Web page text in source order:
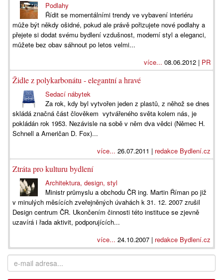
Podlahy
Řídit se momentálními trendy ve vybavení interiéru
může být někdy ošidné, pokud ale právě pořizujete nové podlahy a
přejete si dodat svému bydlení vzdušnost, moderní styl a eleganci,
můžete bez obav sáhnout po letos velmi...
více... 08.06.2012 | PR
Židle z polykarbonátu - elegantní a hravé
Sedací nábytek
Za rok, kdy byl vytvořen jeden z plastů, z něhož se dnes
skládá značná část člověkem vytvářeného světa kolem nás, je
pokládán rok 1953. Nezávisle na sobě v něm dva vědci (Němec H.
Schnell a Američan D. Fox)...
více... 26.07.2011 | redakce Bydlení.cz
Ztráta pro kulturu bydlení
Architektura, design, styl
Ministr průmyslu a obchodu ČR ing. Martin Říman po již
v minulých měsících zveřejněných úvahách k 31. 12. 2007 zrušil
Design centrum ČR. Ukončením činnosti této instituce se zjevně
uzavírá i řada aktivit, podporujících...
více... 24.10.2007 | redakce Bydlení.cz